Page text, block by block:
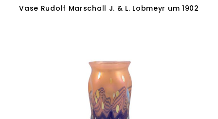
Vase Rudolf Marschall J. & L. Lobmeyr um 1902